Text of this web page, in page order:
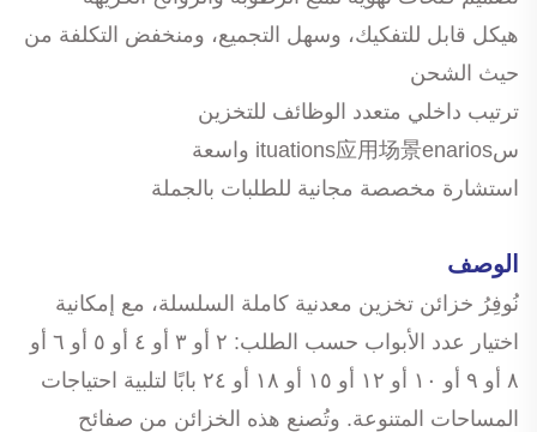
هيكل قابل للتفكيك، وسهل التجميع، ومنخفض التكلفة من
حيث الشحن
ترتيب داخلي متعدد الوظائف للتخزين
سituations应用场景enarios واسعة
استشارة مخصصة مجانية للطلبات بالجملة
الوصف
نُوفِرُ خزائن تخزين معدنية كاملة السلسلة، مع إمكانية
اختيار عدد الأبواب حسب الطلب: ٢ أو ٣ أو ٤ أو ٥ أو ٦ أو
٨ أو ٩ أو ١٠ أو ١٢ أو ١٥ أو ١٨ أو ٢٤ بابًا لتلبية احتياجات
المساحات المتنوعة. وتُصنع هذه الخزائن من صفائح